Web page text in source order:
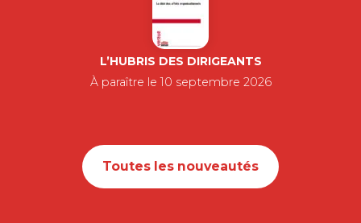
L’HUBRIS DES DIRIGEANTS
À paraître le 10 septembre 2026
Toutes les nouveautés